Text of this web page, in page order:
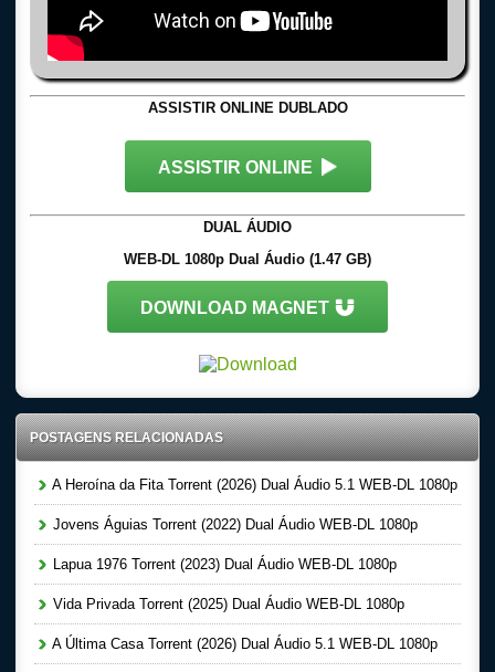
ASSISTIR ONLINE DUBLADO
ASSISTIR ONLINE
DUAL ÁUDIO
WEB-DL 1080p Dual Áudio (1.47 GB)
DOWNLOAD MAGNET
POSTAGENS RELACIONADAS
A Heroína da Fita Torrent (2026) Dual Áudio 5.1 WEB-DL 1080p
Jovens Águias Torrent (2022) Dual Áudio WEB-DL 1080p
Lapua 1976 Torrent (2023) Dual Áudio WEB-DL 1080p
Vida Privada Torrent (2025) Dual Áudio WEB-DL 1080p
A Última Casa Torrent (2026) Dual Áudio 5.1 WEB-DL 1080p